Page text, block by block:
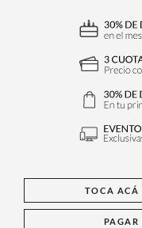
TOCA ACÁ
PAGAR